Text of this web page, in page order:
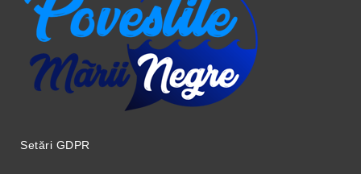
Setări GDPR